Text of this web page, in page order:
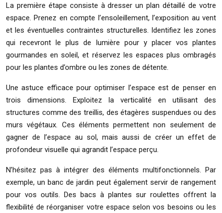
La première étape consiste à dresser un plan détaillé de votre
espace. Prenez en compte l’ensoleillement, l’exposition au vent
et les éventuelles contraintes structurelles. Identifiez les zones
qui recevront le plus de lumière pour y placer vos plantes
gourmandes en soleil, et réservez les espaces plus ombragés
pour les plantes d’ombre ou les zones de détente.
Une astuce efficace pour optimiser l’espace est de penser en
trois dimensions. Exploitez la verticalité en utilisant des
structures comme des treillis, des étagères suspendues ou des
murs végétaux. Ces éléments permettent non seulement de
gagner de l’espace au sol, mais aussi de créer un effet de
profondeur visuelle qui agrandit l’espace perçu.
N’hésitez pas à intégrer des éléments multifonctionnels. Par
exemple, un banc de jardin peut également servir de rangement
pour vos outils. Des bacs à plantes sur roulettes offrent la
flexibilité de réorganiser votre espace selon vos besoins ou les